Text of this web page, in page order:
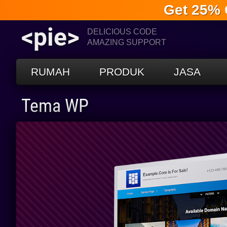
Get 25%
<pie>
DELICIOUS CODE
AMAZING SUPPORT
RUMAH PRODUK JASA
Tema WP